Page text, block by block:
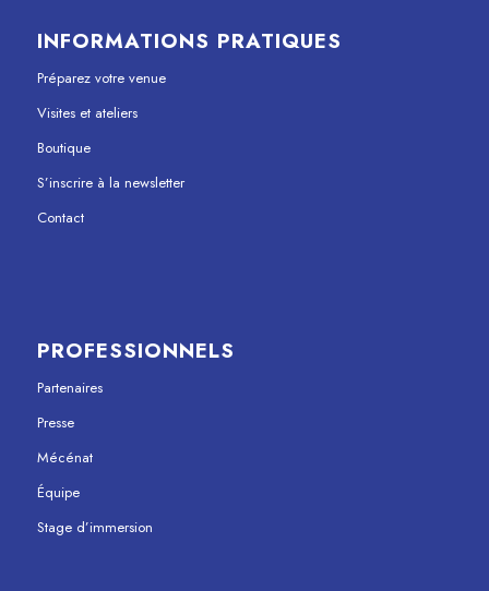
INFORMATIONS PRATIQUES
Préparez votre venue
Visites et ateliers
Boutique
S’inscrire à la newsletter
Contact
PROFESSIONNELS
Partenaires
Presse
Mécénat
Équipe
Stage d’immersion